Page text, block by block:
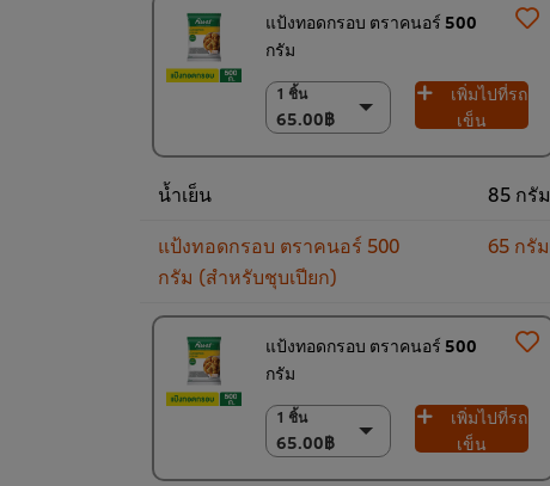
แป้งทอดกรอบ ตราคนอร์ 500
กรัม
1 ชิ้น
65.00฿
1 ชิ้น
65.00฿
เพิ่มไปที่รถ
เข็น
น้ำเย็น
85 กรัม
แป้งทอดกรอบ ตราคนอร์ 500
กรัม (สำหรับชุบเปียก)
65 กรัม
แป้งทอดกรอบ ตราคนอร์ 500
กรัม
1 ชิ้น
65.00฿
1 ชิ้น
65.00฿
เพิ่มไปที่รถ
เข็น